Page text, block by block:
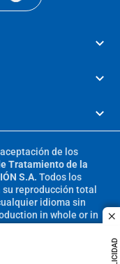
de los
Tratamiento de la
S.A. Todos los
su reproducción total
idioma sin
in whole or in